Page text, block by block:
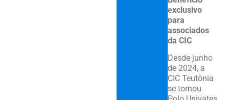
exclusivo
para
associados
da CIC
Desde junho
de 2024, a
CIC Teutônia
se tornou